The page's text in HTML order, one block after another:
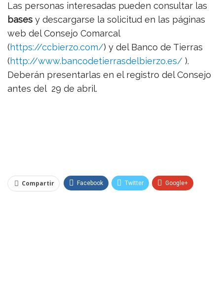
Las personas interesadas pueden consultar las
bases y descargarse la solicitud en las páginas
web del Consejo Comarcal
(https://ccbierzo.com/) y del Banco de Tierras
(http://www.bancodetierrasdelbierzo.es/ ).
Deberán presentarlas en el registro del Consejo
antes del 29 de abril.
Compartir Facebook Twitter Google+